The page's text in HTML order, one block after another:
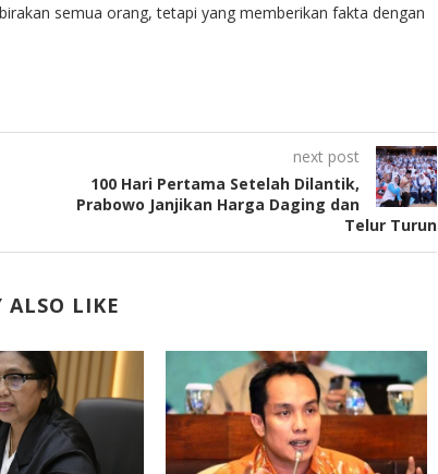
semua orang, tetapi yang memberikan fakta dengan
next post
100 Hari Pertama Setelah Dilantik,
Prabowo Janjikan Harga Daging dan
Telur Turun
ALSO LIKE